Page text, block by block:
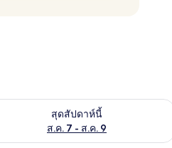
ค. 8
สุดสัปดาห์นี้
ส.ค. 7 - ส.ค. 9
สอบจำนวนห้องพักว่างในสุดสัปด